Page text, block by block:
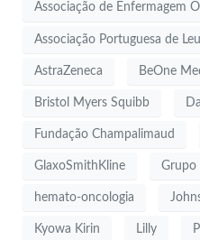
Associação de Enfermagem
Associação Portuguesa de
AstraZeneca BeOne
Bristol Myers Squibb
Fundação Champalimaud
GlaxoSmithKline Grupo
hemato-oncologia
Kyowa Kirin Lilly